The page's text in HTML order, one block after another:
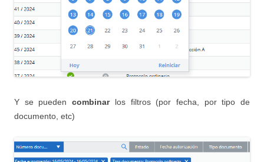
Y se puedencombinarlos filtros (por fecha, por tipo de
documento, etc)